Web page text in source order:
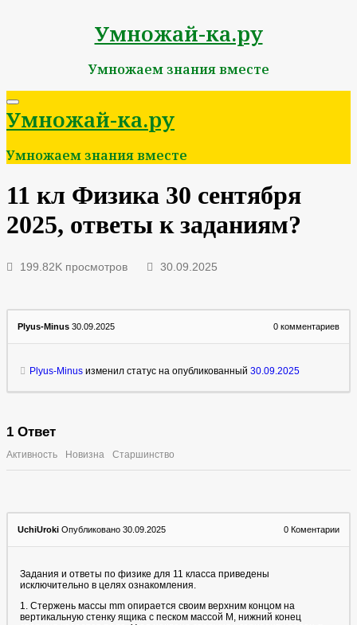
Умножай-ка.ру
Умножаем знания вместе
Умножай-ка.ру
Умножаем знания вместе
11 кл Физика 30 сентября
2025, ответы к заданиям?
199.82K просмотров 30.09.2025
Plyus-Minus 30.09.2025 0 комментариев
Plyus-Minus изменил статус на опубликованный 30.09.2025
1 Ответ
Активность Новизна Старшинство
UchiUroki Опубликовано 30.09.2025 0 Коментарии
Задания и ответы по физике для 11 класса приведены
исключительно в целях ознакомления.
1. Стержень массы mm опирается своим верхним концом на
вертикальную стенку ящика с песком массой M, нижний конец